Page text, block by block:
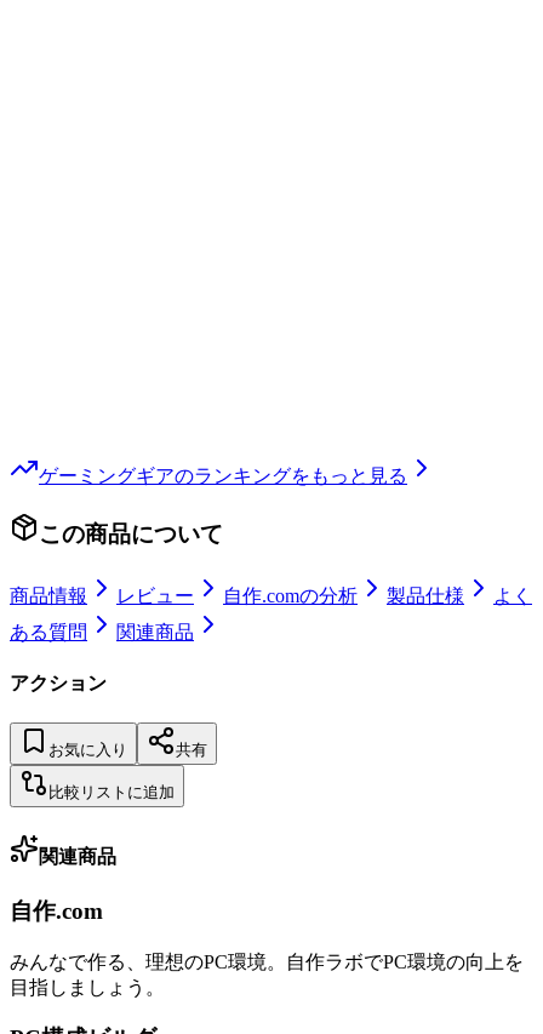
ゲーミングギアのランキングをもっと見る
この商品について
商品情報 レビュー 自作.comの分析 製品仕様
よく
ある質問
関連商品
アクション
お気に入り 共有
比較リストに追加
関連商品
自作.com
みんなで作る、理想のPC環境。 自作ラボでPC環境の向上を
目指しましょう。